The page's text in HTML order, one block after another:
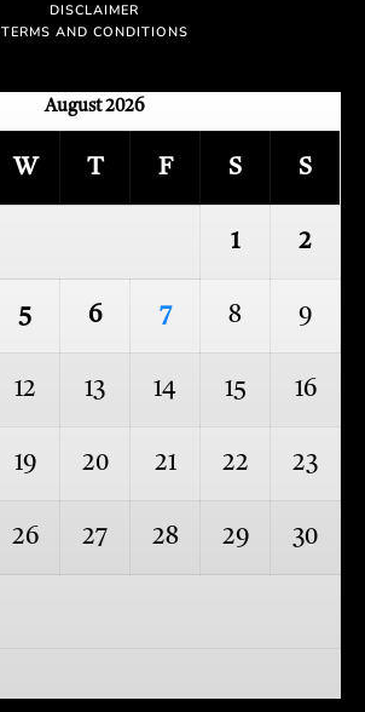
DISCLAIMER
TERMS AND CONDITIONS
August 2026
W T F S S
1 2
5 6 7 8 9
12 13 14 15 16
19 20 21 22 23
26 27 28 29 30